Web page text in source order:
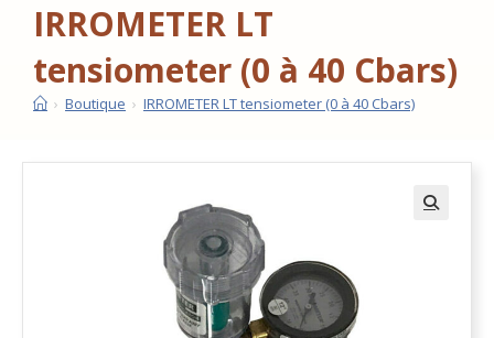
IRROMETER LT
tensiometer (0 à 40 Cbars)
› Boutique › IRROMETER LT tensiometer (0 à 40 Cbars)